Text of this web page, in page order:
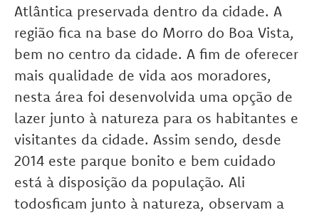
Atlântica preservada dentro da cidade. A
região fica na base do Morro do Boa Vista,
bem no centro da cidade. A fim de oferecer
mais qualidade de vida aos moradores,
nesta área foi desenvolvida uma opção de
lazer junto à natureza para os habitantes e
visitantes da cidade. Assim sendo, desde
2014 este parque bonito e bem cuidado
está à disposição da população. Ali
todosficam junto à natureza, observam a